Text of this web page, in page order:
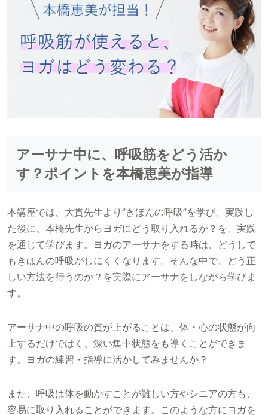
アーサナ中に、呼吸筋をどう活か
す？ポイントを本橋恵美が指導
本講座では、大貫先生より”きほんの呼吸”を学び、実践し
た後に、本橋先生からヨガにどう取り入れるか？を、実践
を通じて学びます。ヨガのアーサナをする時は、どうして
もきほんの呼吸がしにくくなります。そんな中で、どう正
しい方法を行うのか？を実際にアーサナをしながら学びま
す。
アーサナ中の呼吸の質が上がることは、体・心の状態が向
上するだけではく、深い集中状態をも導くことができま
す。ヨガの練習・指導に活かしてみませんか？
また、呼吸は体を動かすことが難しい方やシニアの方も、
容易に取り入れることができます。このような方にヨガを